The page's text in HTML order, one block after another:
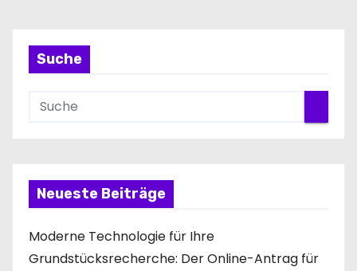
Suche
Neueste Beiträge
Moderne Technologie für Ihre
Grundstücksrecherche: Der Online-Antrag für